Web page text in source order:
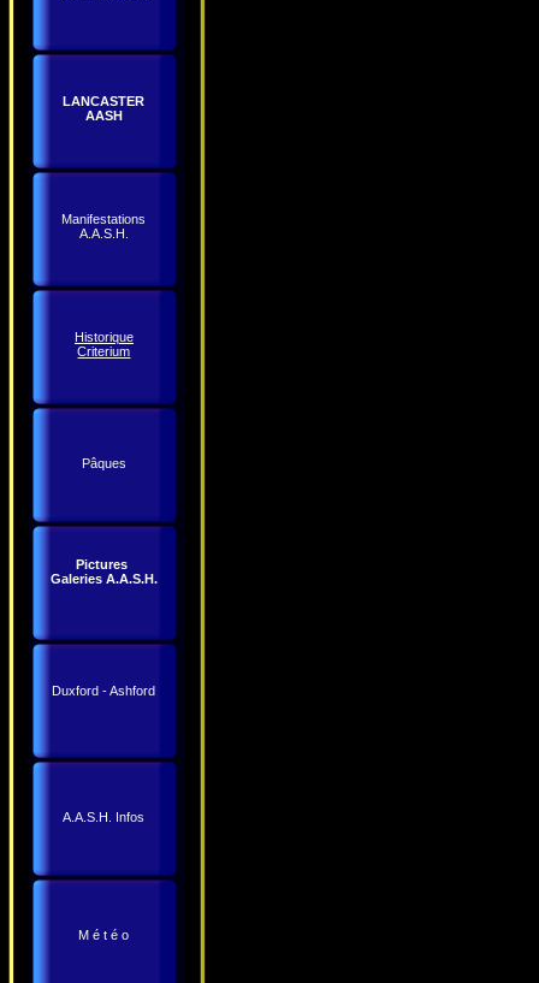
LANCASTER
AASH
Manifestations
A.A.S.H.
Historique
Criterium
Pâques
Pictures
Galeries A.A.S.H.
Duxford - Ashford
A.A.S.H. Infos
M é t é o